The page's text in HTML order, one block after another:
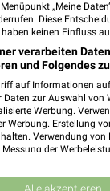
km
family
8 - 10
Göppingen
geschlossen
km
„Meine
Diese
keinen Einfluss
verarbeiten
und Folgendes
auf Informationen
zur Auswahl von
Werbung.
Werbung. Erstellung
Verwendung von
der
aus verschiedenen
Verwendung